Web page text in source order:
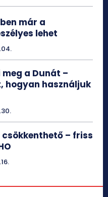
már a
lehet
a Dunát –
hogyan használjuk
– friss